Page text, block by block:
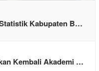
Kabupaten B…
Kembali Akademi …